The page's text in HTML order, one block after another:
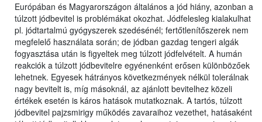
Európában és Magyarországon általános a jód hiány, azonban a
túlzott jódbevitel is problémákat okozhat. Jódfelesleg kialakulhat
pl. jódtartalmú gyógyszerek szedésénél; fertőtlenítőszerek nem
megfelelő használata során; de jódban gazdag tengeri algák
fogyasztása után is figyeltek meg túlzott jódfelvételt. A humán
reakciók a túlzott jódbevitelre egyénenként erősen különbözőek
lehetnek. Egyesek hátrányos következmények nélkül tolerálnak
nagy bevitelt is, míg másoknál, az ajánlott bevitelhez közeli
értékek esetén is káros hatások mutatkoznak. A tartós, túlzott
jódbevitel pajzsmirigy működés zavaraihoz vezethet, hatásaként